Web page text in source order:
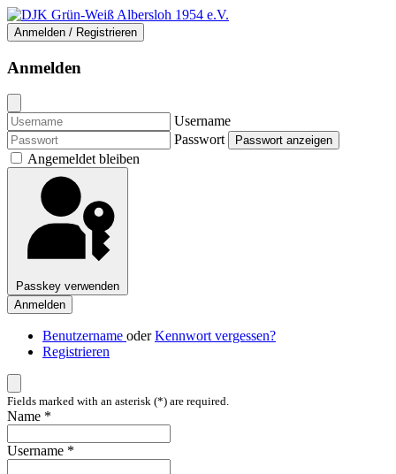
Anmelden / Registrieren
Anmelden
Username
Passwort
Passwort anzeigen
Angemeldet bleiben
Passkey verwenden
Anmelden
Benutzername oderKennwort vergessen?
Registrieren
Fields marked with an asterisk (*) are required.
Name *
Username *